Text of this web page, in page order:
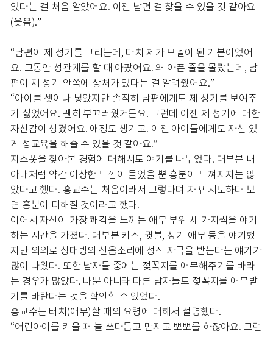
있다는 걸 처음 알았어요. 이젠 남편 걸 찾을 수 있을 것 같아요
(웃음).”
“남편이 제 성기를 그리는데, 마치 제가 모델이 된 기분이었어
요. 그동안 성관계를 할 때 아팠어요. 왜 아픈 줄을 몰랐는데, 남
편이 제 성기 안쪽에 상처가 있다는 걸 알려줬어요.”
“아이를 셋이나 낳았지만 솔직히 남편에게도 제 성기를 보여주
기 싫었어요. 괜히 부끄러웠거든요. 그런데 이젠 제 성기에 대한
자신감이 생겼어요. 애정도 생기고. 이젠 아이들에게도 자신 있
게 성교육을 해줄 수 있을 것 같아요.”
지스폿을 찾아본 경험에 대해서도 얘기를 나누었다. 대부분 내
아내처럼 약간 이상한 느낌이 들었을 뿐 흥분이 느껴지지는 않
았다고 했다. 홍교수는 처음이라서 그렇다며 자꾸 시도하다 보
면 흥분이 더해질 것이라고 했다.
이어서 자신이 가장 쾌감을 느끼는 애무 부위 세 가지씩을 얘기
하는 시간을 가졌다. 대부분 키스, 귓불, 성기 애무 등을 얘기했
지만 의외로 상대방의 신음소리에 성적 자극을 받는다는 얘기가
많이 나왔다. 또한 남자들 중에는 젖꼭지를 애무해주기를 바라
는 경우가 많았다. 나뿐 아니라 다른 남자들도 젖꼭지를 애무받
기를 바란다는 것을 확인할 수 있었다.
홍교수는 터치(애무)할 때의 요령에 대해서 설명했다.
“어린아이를 키울 때 늘 쓰다듬고 만지고 뽀뽀를 하잖아요. 그런